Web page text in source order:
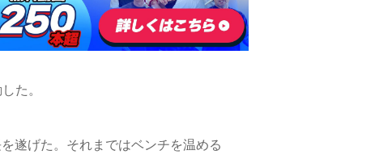
た。
遂げた。それまではベンチを温める